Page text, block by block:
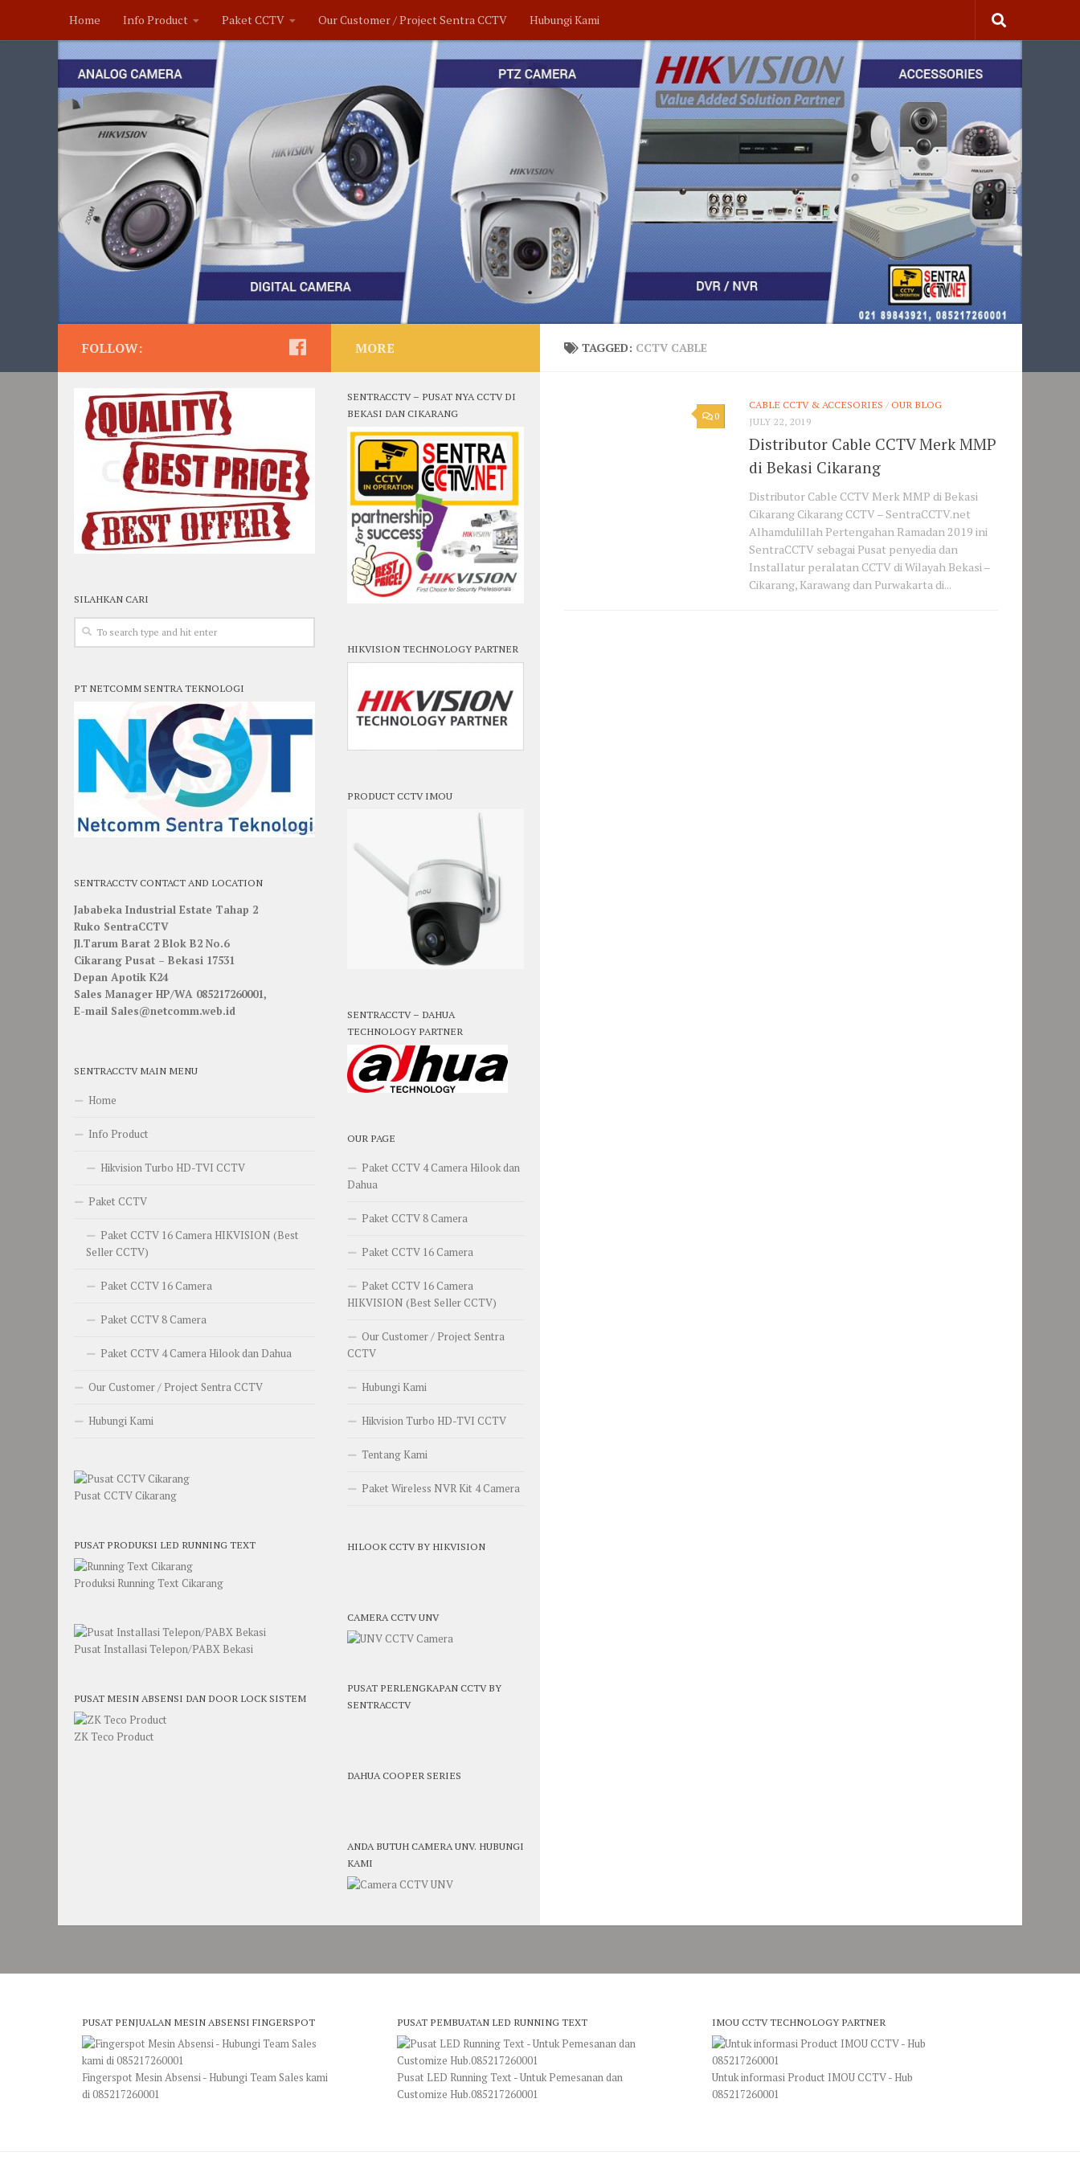
Home Info Product Paket CCTV Our Customer / Project Sentra CCTV Hubungi Kami
TAGGED: CCTV CABLE
0
CABLE CCTV & ACCESORIES /OUR BLOG
JULY 22, 2019
Distributor Cable CCTV Merk MMP
di Bekasi Cikarang
Distributor Cable CCTV Merk MMP di Bekasi
Cikarang Cikarang CCTV – SentraCCTV.net
Alhamdulillah Pertengahan Ramadan 2019 ini
SentraCCTV sebagai Pusat penyedia dan
Installatur peralatan CCTV di Wilayah Bekasi –
Cikarang, Karawang dan Purwakarta di...
FOLLOW:
SILAHKAN CARI
PT NETCOMM SENTRA TEKNOLOGI
SENTRACCTV CONTACT AND LOCATION
Jababeka Industrial Estate Tahap 2
Ruko SentraCCTV
Jl.Tarum Barat 2 Blok B2 No.6
Cikarang Pusat – Bekasi 17531
Depan Apotik K24
Sales Manager HP/WA 085217260001,
E-mail Sales@netcomm.web.id
SENTRACCTV MAIN MENU
Home
Info Product
Hikvision Turbo HD-TVI CCTV
Paket CCTV
Paket CCTV 16 Camera HIKVISION (Best
Seller CCTV)
Paket CCTV 16 Camera
Paket CCTV 8 Camera
Paket CCTV 4 Camera Hilook dan Dahua
Our Customer / Project Sentra CCTV
Hubungi Kami
Pusat CCTV Cikarang
PUSAT PRODUKSI LED RUNNING TEXT
Produksi Running Text Cikarang
Pusat Installasi Telepon/PABX Bekasi
PUSAT MESIN ABSENSI DAN DOOR LOCK SISTEM
ZK Teco Product
MORE
SENTRACCTV – PUSAT NYA CCTV DI
BEKASI DAN CIKARANG
HIKVISION TECHNOLOGY PARTNER
PRODUCT CCTV IMOU
SENTRACCTV – DAHUA
TECHNOLOGY PARTNER
OUR PAGE
Paket CCTV 4 Camera Hilook dan
Dahua
Paket CCTV 8 Camera
Paket CCTV 16 Camera
Paket CCTV 16 Camera
HIKVISION (Best Seller CCTV)
Our Customer / Project Sentra
CCTV
Hubungi Kami
Hikvision Turbo HD-TVI CCTV
Tentang Kami
Paket Wireless NVR Kit 4 Camera
HILOOK CCTV BY HIKVISION
CAMERA CCTV UNV
PUSAT PERLENGKAPAN CCTV BY
SENTRACCTV
DAHUA COOPER SERIES
ANDA BUTUH CAMERA UNV. HUBUNGI
KAMI
PUSAT PENJUALAN MESIN ABSENSI FINGERSPOT
Fingerspot Mesin Absensi - Hubungi Team Sales kami
di 085217260001
PUSAT PEMBUATAN LED RUNNING TEXT
Pusat LED Running Text - Untuk Pemesanan dan
Customize Hub.085217260001
IMOU CCTV TECHNOLOGY PARTNER
Untuk informasi Product IMOU CCTV - Hub
085217260001